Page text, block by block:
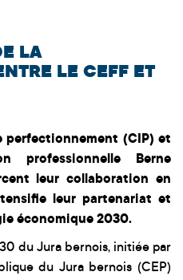
LA
LE CEFF ET
perfectionnement (CIP) et
professionnelle Berne
leur collaboration en
leur partenariat et
économique 2030.
du Jura bernois, initiée par
du Jura bernois (CEP)